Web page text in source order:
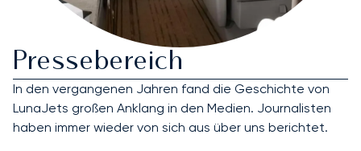
Pressebereich
In den vergangenen Jahren fand die Geschichte von
LunaJets großen Anklang in den Medien. Journalisten
haben immer wieder von sich aus über uns berichtet.